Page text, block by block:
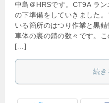
中島＠HRSです。CT9A ラ
の下準備をしていきました
いる箇所のはつり作業と黒
車体の裏の錆の数々です。
[…]
続き